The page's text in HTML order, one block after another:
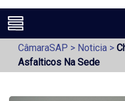
CâmaraSAP > Noticia >
Asfalticos Na Sede